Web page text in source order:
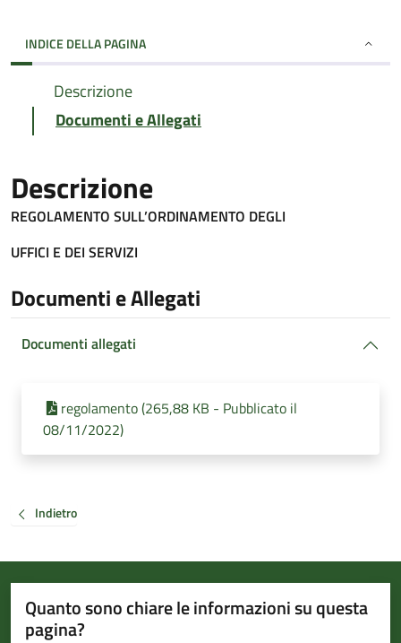
INDICE DELLA PAGINA
Descrizione
Documenti e Allegati
Descrizione
REGOLAMENTO SULL’ORDINAMENTO DEGLI
UFFICI E DEI SERVIZI
Documenti e Allegati
Documenti allegati
regolamento (265,88 KB - Pubblicato il
08/11/2022)
Indietro
Quanto sono chiare le informazioni su questa
pagina?